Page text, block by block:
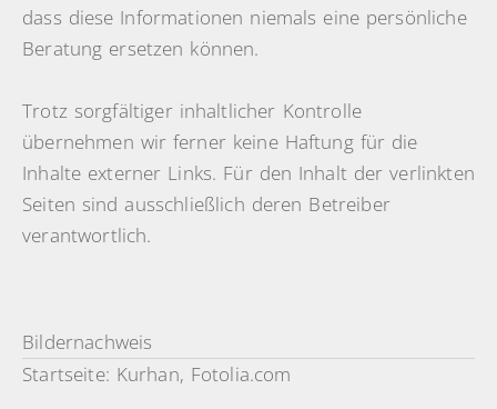
dass diese Informationen niemals eine persönliche
Beratung ersetzen können.
Trotz sorgfältiger inhaltlicher Kontrolle
übernehmen wir ferner keine Haftung für die
Inhalte externer Links. Für den Inhalt der verlinkten
Seiten sind ausschließlich deren Betreiber
verantwortlich.
Bildernachweis
Startseite: Kurhan, Fotolia.com